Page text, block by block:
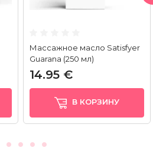
Массажное масло Satisfyer
Guarana (250 мл)
14.95 €
В КОРЗИНУ